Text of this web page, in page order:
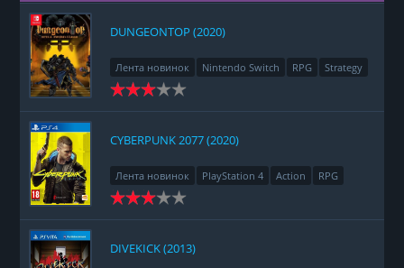
DUNGEONTOP (2020)
Лента новинок Nintendo Switch RPG Strategy
CYBERPUNK 2077 (2020)
Лента новинок PlayStation 4 Action
RPG
Racing
Adventure
DIVEKICK (2013)